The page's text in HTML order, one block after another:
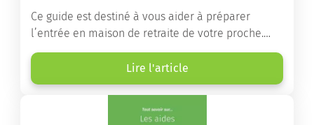
Ce guide est destiné à vous aider à préparer
l’entrée en maison de retraite de votre proche.
Vous y trouverez un panorama des différents types
d’établissements ainsi que des conseils pratiques
destinés à orienter les familles et à leur faciliter
Lire l'article